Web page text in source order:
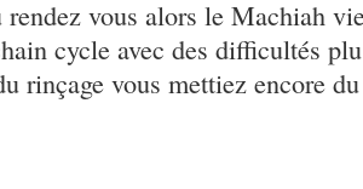
rendez vous alors le Machiah
cycle avec des difficultés
rinçage vous mettiez encore